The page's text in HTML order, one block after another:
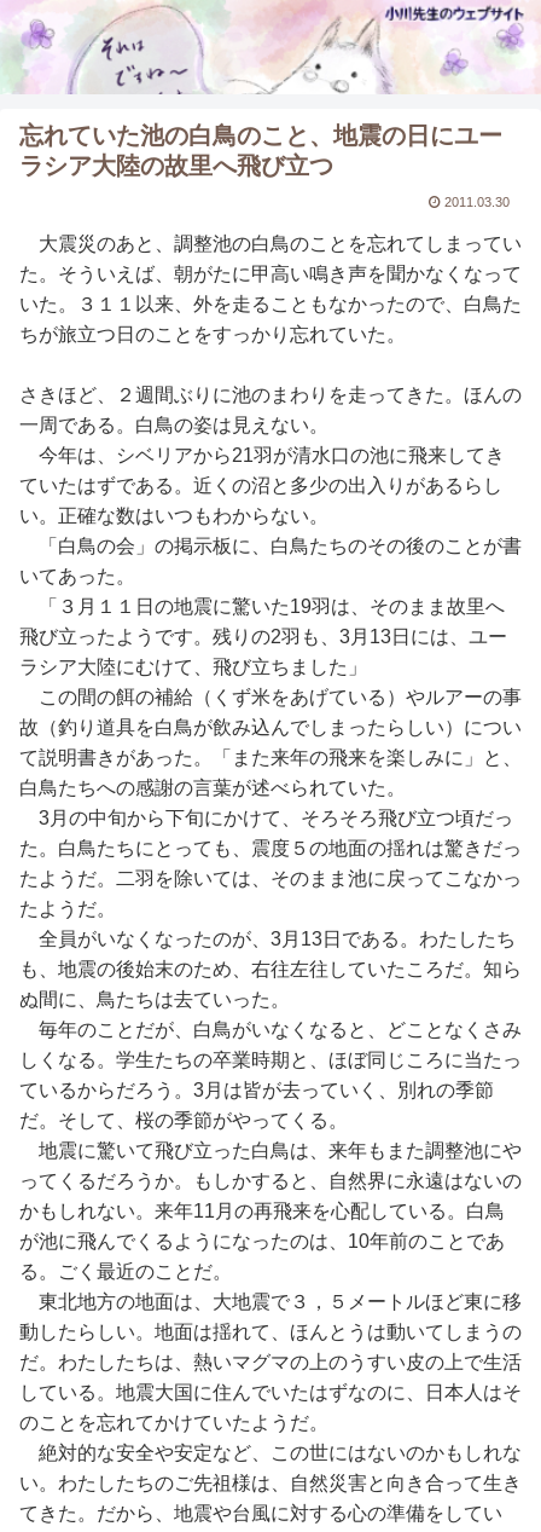
忘れていた池の白鳥のこと、地震の日にユー
ラシア大陸の故里へ飛び立つ
2011.03.30
大震災のあと、調整池の白鳥のことを忘れてしまってい
た。そういえば、朝がたに甲高い鳴き声を聞かなくなって
いた。３１１以来、外を走ることもなかったので、白鳥た
ちが旅立つ日のことをすっかり忘れていた。
さきほど、２週間ぶりに池のまわりを走ってきた。ほんの
一周である。白鳥の姿は見えない。
今年は、シベリアから21羽が清水口の池に飛来してき
ていたはずである。近くの沼と多少の出入りがあるらし
い。正確な数はいつもわからない。
「白鳥の会」の掲示板に、白鳥たちのその後のことが書
いてあった。
「３月１１日の地震に驚いた19羽は、そのまま故里へ
飛び立ったようです。残りの2羽も、3月13日には、ユー
ラシア大陸にむけて、飛び立ちました」
この間の餌の補給（くず米をあげている）やルアーの事
故（釣り道具を白鳥が飲み込んでしまったらしい）につい
て説明書きがあった。「また来年の飛来を楽しみに」と、
白鳥たちへの感謝の言葉が述べられていた。
3月の中旬から下旬にかけて、そろそろ飛び立つ頃だっ
た。白鳥たちにとっても、震度５の地面の揺れは驚きだっ
たようだ。二羽を除いては、そのまま池に戻ってこなかっ
たようだ。
全員がいなくなったのが、3月13日である。わたしたち
も、地震の後始末のため、右往左往していたころだ。知ら
ぬ間に、鳥たちは去ていった。
毎年のことだが、白鳥がいなくなると、どことなくさみ
しくなる。学生たちの卒業時期と、ほぼ同じころに当たっ
ているからだろう。3月は皆が去っていく、別れの季節
だ。そして、桜の季節がやってくる。
地震に驚いて飛び立った白鳥は、来年もまた調整池にや
ってくるだろうか。もしかすると、自然界に永遠はないの
かもしれない。来年11月の再飛来を心配している。白鳥
が池に飛んでくるようになったのは、10年前のことであ
る。ごく最近のことだ。
東北地方の地面は、大地震で３，５メートルほど東に移
動したらしい。地面は揺れて、ほんとうは動いてしまうの
だ。わたしたちは、熱いマグマの上のうすい皮の上で生活
している。地震大国に住んでいたはずなのに、日本人はそ
のことを忘れてかけていたようだ。
絶対的な安全や安定など、この世にはないのかもしれな
い。わたしたちのご先祖様は、自然災害と向き合って生き
てきた。だから、地震や台風に対する心の準備をしてい